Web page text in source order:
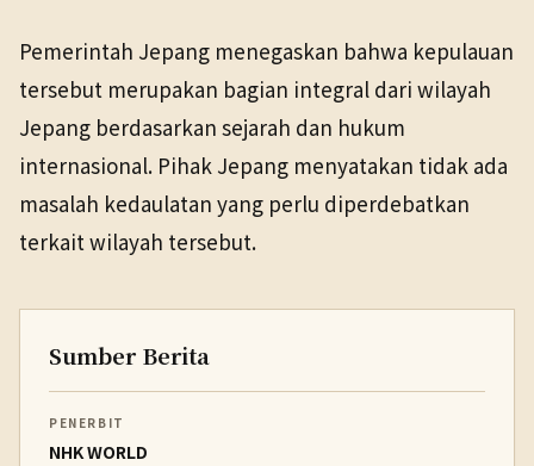
Pemerintah Jepang menegaskan bahwa kepulauan
tersebut merupakan bagian integral dari wilayah
Jepang berdasarkan sejarah dan hukum
internasional. Pihak Jepang menyatakan tidak ada
masalah kedaulatan yang perlu diperdebatkan
terkait wilayah tersebut.
Sumber Berita
PENERBIT
NHK WORLD